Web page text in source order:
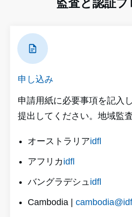
申し込み
申請用紙に必要事項を記入
提出してください。地域監
オーストラリアidfl
アフリカidfl
バングラデシュidfl
Cambodia |